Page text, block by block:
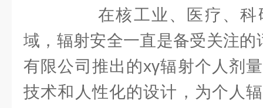
在核工业、医疗、科
域，辐射安全一直是备受关注
有限公司推出的xγ辐射个人剂
技术和人性化的设计，为个人